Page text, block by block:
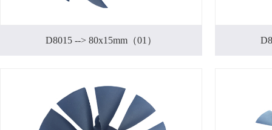
D8015 --> 80x15mm（01）